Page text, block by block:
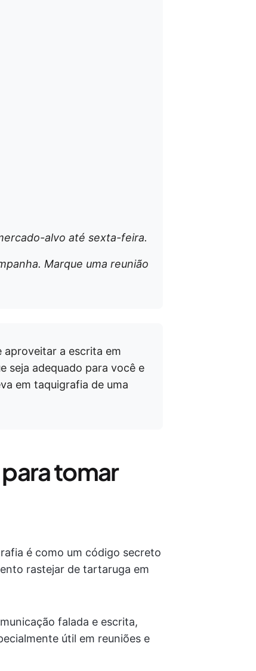
alvo até sexta-feira.
Marque uma reunião
aproveitar a escrita em
seja adequado para você e
em taquigrafia de uma
tomar
é como um código secreto
rastejar de tartaruga em
falada e escrita,
útil em reuniões e